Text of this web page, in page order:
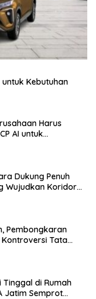
Kebutuhan
Harus
AI untuk
Dukung Penuh
Wujudkan Koridor
Pembongkaran
Kontroversi Tata
Tinggal di Rumah
Jatim Semprot